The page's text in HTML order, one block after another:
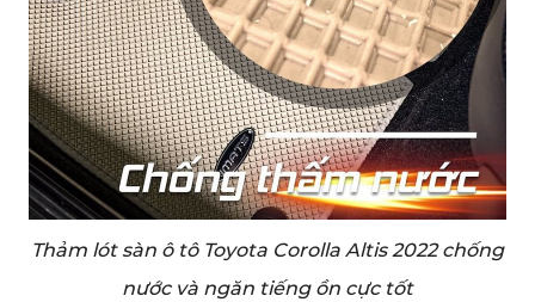
Thảm lót sàn ô tô Toyota Corolla Altis 2022 chống
nước và ngăn tiếng ồn cực tốt